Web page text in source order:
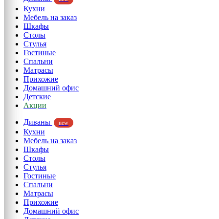
Кухни
Мебель на заказ
Шкафы
Столы
Стулья
Гостиные
Спальни
Матрасы
Прихожие
Домашний офис
Детские
Акции
Диваны
new
Кухни
Мебель на заказ
Шкафы
Столы
Стулья
Гостиные
Спальни
Матрасы
Прихожие
Домашний офис